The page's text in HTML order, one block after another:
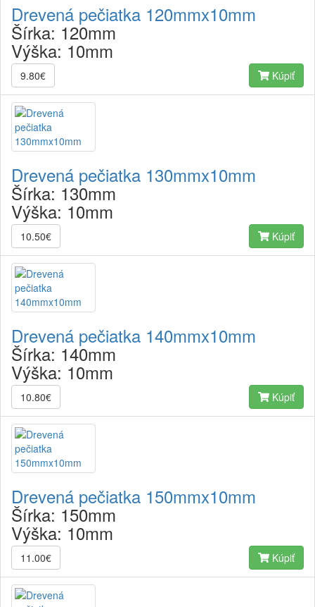
Drevená pečiatka 120mmx10mm
Šírka: 120mm
Výška: 10mm
9.80€ Kúpiť
Drevená pečiatka 130mmx10mm
Šírka: 130mm
Výška: 10mm
10.50€ Kúpiť
Drevená pečiatka 140mmx10mm
Šírka: 140mm
Výška: 10mm
10.80€ Kúpiť
Drevená pečiatka 150mmx10mm
Šírka: 150mm
Výška: 10mm
11.00€ Kúpiť